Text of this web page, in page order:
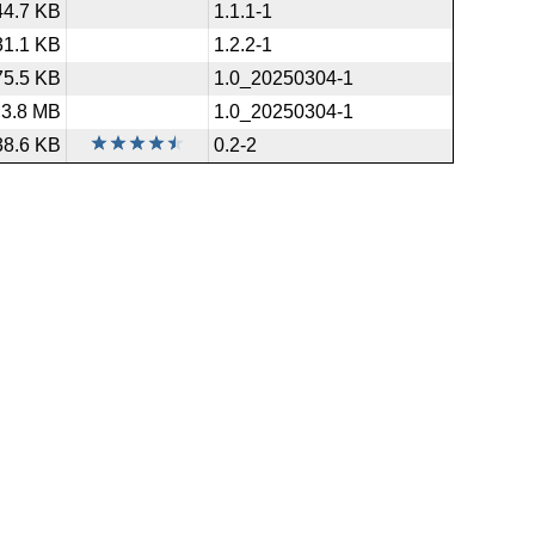
KB
1.1.1-1
KB
1.2.2-1
KB
1.0_20250304-1
3.8 MB
1.0_20250304-1
KB
0.2-2